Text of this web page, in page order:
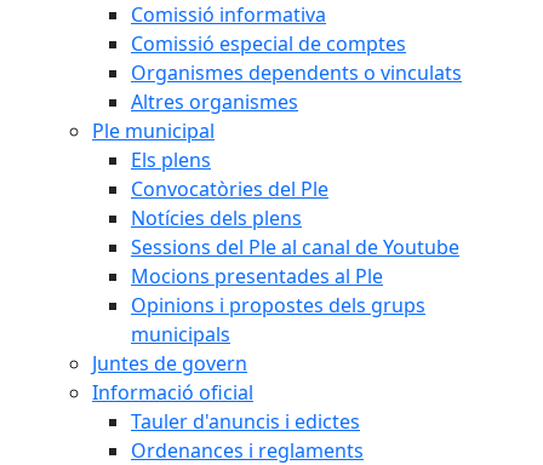
Comissió informativa
Comissió especial de comptes
Organismes dependents o vinculats
Altres organismes
Ple municipal
Els plens
Convocatòries del Ple
Notícies dels plens
Sessions del Ple al canal de Youtube
Mocions presentades al Ple
Opinions i propostes dels grups
municipals
Juntes de govern
Informació oficial
Tauler d'anuncis i edictes
Ordenances i reglaments